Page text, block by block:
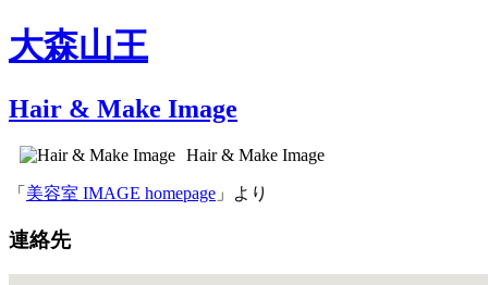
大森山王
Hair & Make Image
Hair & Make Image
「 美容室 IMAGE homepage 」より
連絡先